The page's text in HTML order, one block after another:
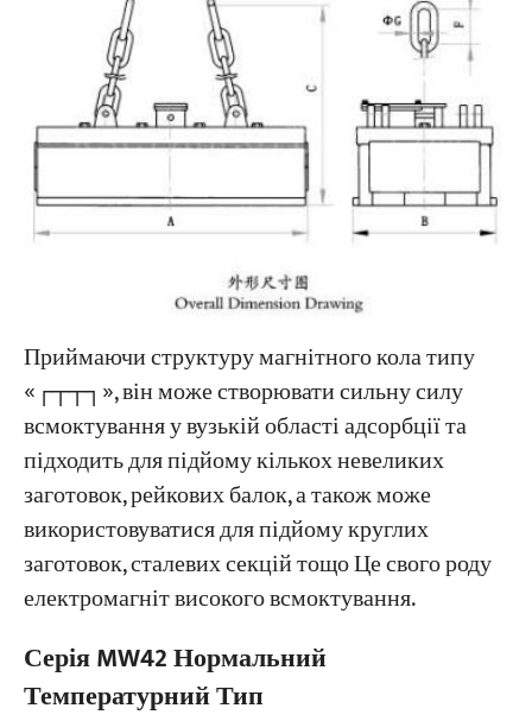
Приймаючи структуру магнітного кола типу
«┌┬┬┐», він може створювати сильну силу
всмоктування у вузькій області адсорбції та
підходить для підйому кількох невеликих
заготовок, рейкових балок, а також може
використовуватися для підйому круглих
заготовок, сталевих секцій тощо Це свого роду
електромагніт високого всмоктування.
Серія MW42 Нормальний
Температурний Тип